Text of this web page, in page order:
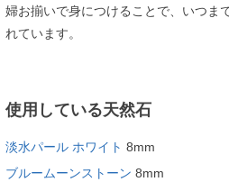
婦お揃いで身につけることで、いつま
れています。
使用している天然石
淡水パール ホワイト 8mm
ブルームーンストーン 8mm